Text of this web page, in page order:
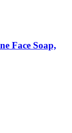
Face Soap,